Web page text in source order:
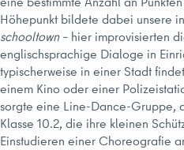
Höhepunkt bildete dabei unsere
schooltown– hier improvisierten
englischsprachige Dialoge in
typischerweise in einer Stadt
einem Kino oder einer
sorgte eine Line-Dance-Gruppe,
Klasse 10.2, die ihre kleinen
Einstudieren einer Choreografie